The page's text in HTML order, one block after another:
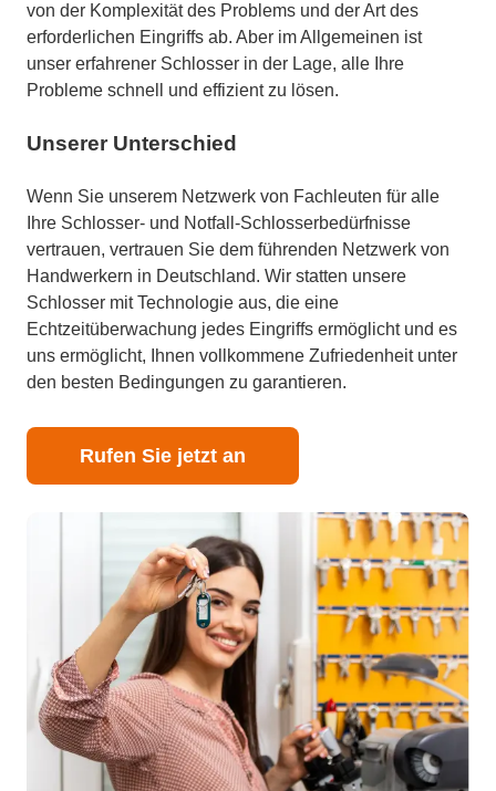
von der Komplexität des Problems und der Art des
erforderlichen Eingriffs ab. Aber im Allgemeinen ist
unser erfahrener Schlosser in der Lage, alle Ihre
Probleme schnell und effizient zu lösen.
Unserer Unterschied
Wenn Sie unserem Netzwerk von Fachleuten für alle
Ihre Schlosser- und Notfall-Schlosserbedürfnisse
vertrauen, vertrauen Sie dem führenden Netzwerk von
Handwerkern in Deutschland. Wir statten unsere
Schlosser mit Technologie aus, die eine
Echtzeitüberwachung jedes Eingriffs ermöglicht und es
uns ermöglicht, Ihnen vollkommene Zufriedenheit unter
den besten Bedingungen zu garantieren.
Rufen Sie jetzt an